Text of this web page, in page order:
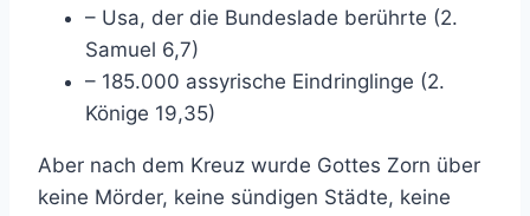
– Usa, der die Bundeslade berührte (2.
Samuel 6,7)
– 185.000 assyrische Eindringlinge (2.
Könige 19,35)
Aber nach dem Kreuz wurde Gottes Zorn über
keine Mörder, keine sündigen Städte, keine